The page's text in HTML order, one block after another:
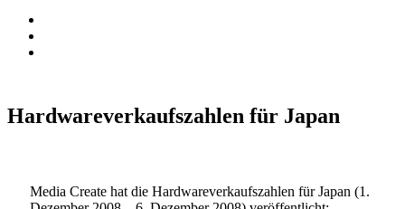
Hardwareverkaufszahlen für Japan
Media Create hat die Hardwareverkaufszahlen für Japan (1.